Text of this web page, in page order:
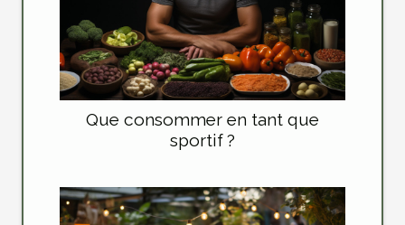
Que consommer en tant que
sportif ?